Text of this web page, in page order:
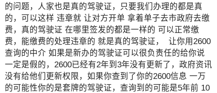
的问题，人家也是真的驾驶证，只要我们办理的都是真
的，可以这样 违章就 让对方开单 拿着单子去市政府去缴
费，真的驾驶证 在哪里签发的都是一样的 可以正常缴
费，能缴费的处理违章的 就是真的驾驶证， 让你用2600
查询的中介 如果是新办的驾驶证可以很负责任的给你说
一定是假的，2600已经有2年到3年没有更新了，政府资讯
没有给他们更新权限，如果你查到了你的2600信息 一万
的可能性你的是套牌的驾驶证，查询到的可能是5年前 10